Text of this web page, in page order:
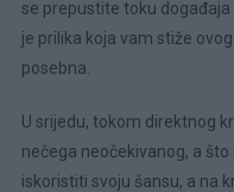
se prepustite toku
je prilika koja vam stiže
posebna.
U srijedu, tokom direktnog
nečega neočekivanog, a
iskoristiti svoju šansu, a na